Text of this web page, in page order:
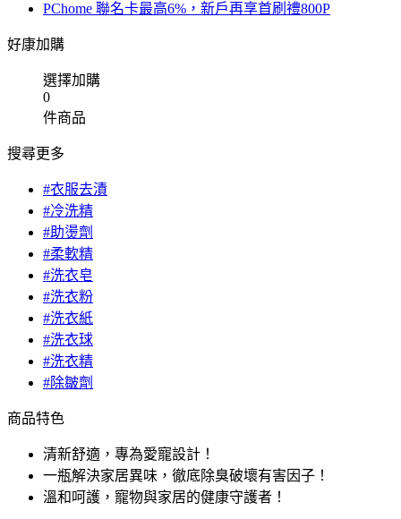
PChome 聯名卡最高6%，新戶再享首刷禮800P
好康加購
選擇加購
0
件商品
搜尋更多
#衣服去漬
#冷洗精
#助燙劑
#柔軟精
#洗衣皂
#洗衣粉
#洗衣紙
#洗衣球
#洗衣精
#除皺劑
商品特色
清新舒適，專為愛寵設計！
一瓶解決家居異味，徹底除臭破壞有害因子！
溫和呵護，寵物與家居的健康守護者！